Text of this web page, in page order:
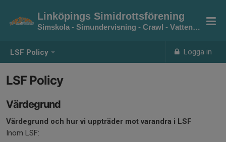
LSF Policy Logga in
Linköpings Simidrottsförening
Simskola - Simundervisning - Crawl - Vattenpolo
LSF Policy
Värdegrund
Värdegrund och hur vi uppträder mot varandra i LSF
Inom LSF: